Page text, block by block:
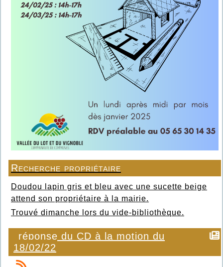
Recherche propriétaire
Doudou lapin gris et bleu avec une sucette beige
attend son propriétaire à la mairie.
Trouvé dimanche lors du vide-bibliothèque.
réponse du CD à la motion du
18/02/22